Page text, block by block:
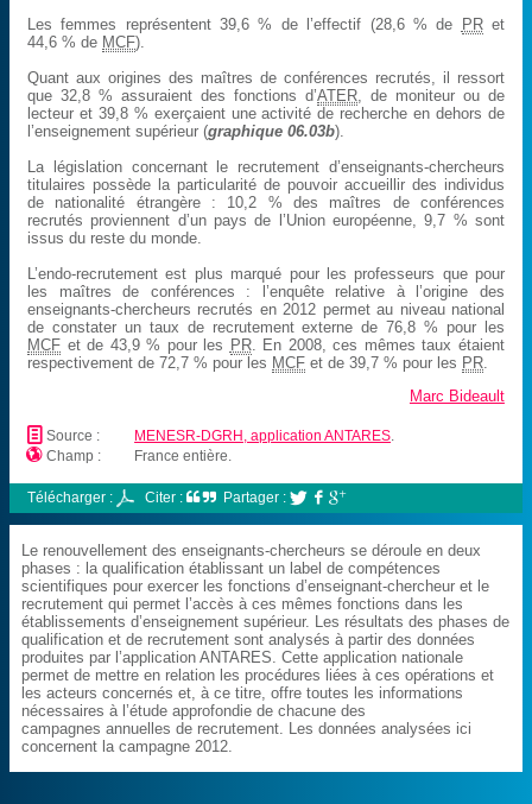
Les femmes représentent 39,6 % de l’effectif (28,6 % de
PRet
44,6 % de MCF).
Quant aux origines des maîtres de conférences recrutés, il ressort
que 32,8 % assuraient des fonctions d’ATER, de moniteur ou de
lecteur et 39,8 % exerçaient une activité de recherche en dehors de
l’enseignement supérieur (graphique 06.03b).
La législation concernant le recrutement d’enseignants-chercheurs
titulaires possède la particularité de pouvoir accueillir des individus
de nationalité étrangère : 10,2 % des maîtres de conférences
recrutés proviennent d’un pays de l’Union européenne, 9,7 % sont
issus du reste du monde.
L’endo-recrutement est plus marqué pour les professeurs que pour
les maîtres de conférences : l’enquête relative à l’origine des
enseignants-chercheurs recrutés en 2012 permet au niveau national
de constater un taux de recrutement externe de 76,8 % pour les
MCF et de 43,9 % pour les PR. En 2008, ces mêmes taux étaient
respectivement de 72,7 % pour les MCF et de 39,7 % pour les PR.
Marc Bideault
📄 Source : MENESR-DGRH, application ANTARES.
 Champ : France entière.
Télécharger : Citer : Partager :  
Le renouvellement des enseignants-chercheurs se déroule en deux
phases : la qualification établissant un label de compétences
scientifiques pour exercer les fonctions d’enseignant-chercheur et le
recrutement qui permet l’accès à ces mêmes fonctions dans les
établissements d’enseignement supérieur. Les résultats des phases de
qualification et de recrutement sont analysés à partir des données
produites par l’application ANTARES. Cette application nationale
permet de mettre en relation les procédures liées à ces opérations et
les acteurs concernés et, à ce titre, offre toutes les informations
nécessaires à l’étude approfondie de chacune des
campagnes annuelles de recrutement. Les données analysées ici
concernent la campagne 2012.